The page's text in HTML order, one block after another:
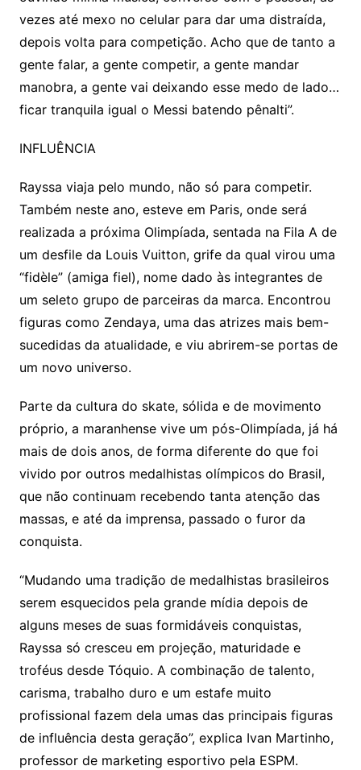
vezes até mexo no celular para dar uma distraída,
depois volta para competição. Acho que de tanto a
gente falar, a gente competir, a gente mandar
manobra, a gente vai deixando esse medo de lado…
ficar tranquila igual o Messi batendo pênalti”.
INFLUÊNCIA
Rayssa viaja pelo mundo, não só para competir.
Também neste ano, esteve em Paris, onde será
realizada a próxima Olimpíada, sentada na Fila A de
um desfile da Louis Vuitton, grife da qual virou uma
“fidèle” (amiga fiel), nome dado às integrantes de
um seleto grupo de parceiras da marca. Encontrou
figuras como Zendaya, uma das atrizes mais bem-
sucedidas da atualidade, e viu abrirem-se portas de
um novo universo.
Parte da cultura do skate, sólida e de movimento
próprio, a maranhense vive um pós-Olimpíada, já há
mais de dois anos, de forma diferente do que foi
vivido por outros medalhistas olímpicos do Brasil,
que não continuam recebendo tanta atenção das
massas, e até da imprensa, passado o furor da
conquista.
“Mudando uma tradição de medalhistas brasileiros
serem esquecidos pela grande mídia depois de
alguns meses de suas formidáveis conquistas,
Rayssa só cresceu em projeção, maturidade e
troféus desde Tóquio. A combinação de talento,
carisma, trabalho duro e um estafe muito
profissional fazem dela umas das principais figuras
de influência desta geração”, explica Ivan Martinho,
professor de marketing esportivo pela ESPM.